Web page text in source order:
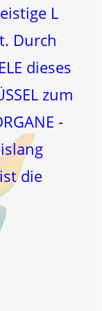
L
Durch
dieses
zum
-
die